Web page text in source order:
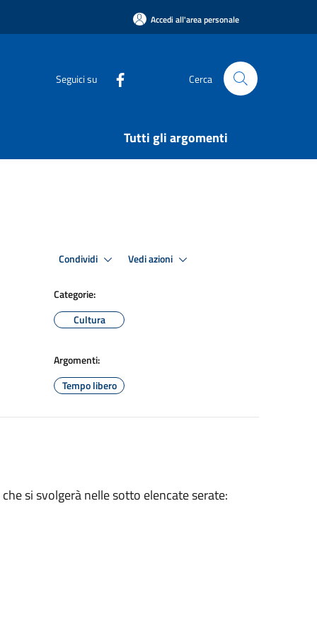
Accedi all'area personale
Seguici su Cerca
Tutti gli argomenti
Condividi Vedi azioni
Categorie:
Cultura
Argomenti:
Tempo libero
si svolgerà nelle sotto elencate serate: